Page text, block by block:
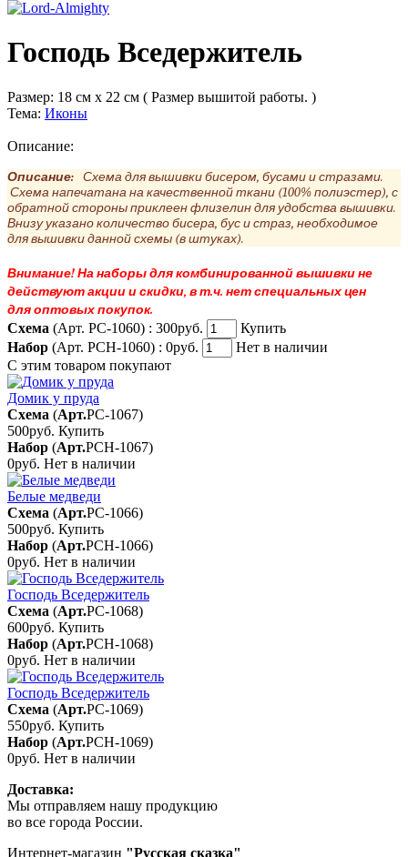
Господь Вседержитель
Размер: 18 см x 22 см ( Размер вышитой работы. )
Тема: Иконы
Описание:
Описание: Схема для вышивки бисером, бусами и стразами.
Схема напечатана на качественной ткани (100% полиэстер), с
обратной стороны приклеен флизелин для удобства вышивки.
Внизу указано количество бисера, бус и страз, необходимое
для вышивки данной схемы (в штуках).
Внимание! На наборы для комбинированной вышивки не
действуют акции и скидки, в т.ч. нет специальных цен
для оптовых покупок.
Схема (Арт. РС-1060) : 300руб.
Купить
Набор (Арт. РСН-1060) : 0руб.
Нет в наличии
С этим товаром покупают
Домик у пруда
Схема (Арт.РС-1067)
500руб. Купить
Набор (Арт.РСН-1067)
0руб. Нет в наличии
Белые медведи
Схема (Арт.РС-1066)
500руб. Купить
Набор (Арт.РСН-1066)
0руб. Нет в наличии
Господь Вседержитель
Схема (Арт.РС-1068)
600руб. Купить
Набор (Арт.РСН-1068)
0руб. Нет в наличии
Господь Вседержитель
Схема (Арт.РС-1069)
550руб. Купить
Набор (Арт.РСН-1069)
0руб. Нет в наличии
Доставка:
Мы отправляем нашу продукцию
во все города России.
Интернет-магазин "Русская сказка"